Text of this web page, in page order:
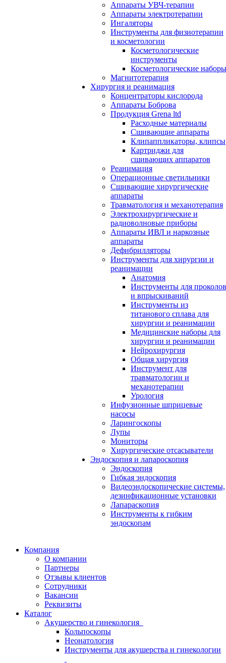
Аппараты УВЧ-терапии
Аппараты электротерапии
Ингаляторы
Инструменты для физиотерапии
и косметологии
Косметологические
инструменты
Косметологические наборы
Магнитотерапия
Хирургия и реанимация
Концентраторы кислорода
Аппараты Боброва
Продукция Grena ltd
Расходные материалы
Сшивающие аппараты
Клипаппликаторы, клипсы
Картриджи для
сшивающих аппаратов
Реанимация
Операционные светильники
Сшивающие хирургические
аппараты
Травматология и механотерапия
Электрохирургические и
радиоволновые приборы
Аппараты ИВЛ и наркозные
аппараты
Дефибрилляторы
Инструменты для хирургии и
реанимации
Анатомия
Инструменты для проколов
и впрыскиваний
Инструменты из
титанового сплава для
хирургии и реанимации
Медицинские наборы для
хирургии и реанимации
Нейрохирургия
Общая хирургия
Инструмент для
травматологии и
механотерапии
Урология
Инфузионные шприцевые
насосы
Ларингоскопы
Лупы
Мониторы
Хирургические отсасыватели
Эндоскопия и лапароскопия
Эндоскопия
Гибкая эндоскопия
Видеоэндоскопические системы,
дезинфикационные установки
Лапараскопия
Инструменты к гибким
эндоскопам
Компания
О компании
Партнеры
Отзывы клиентов
Сотрудники
Вакансии
Реквизиты
Каталог
Акушерство и гинекология
Кольпоскопы
Неонатология
Инструменты для акушерства и гинекологии